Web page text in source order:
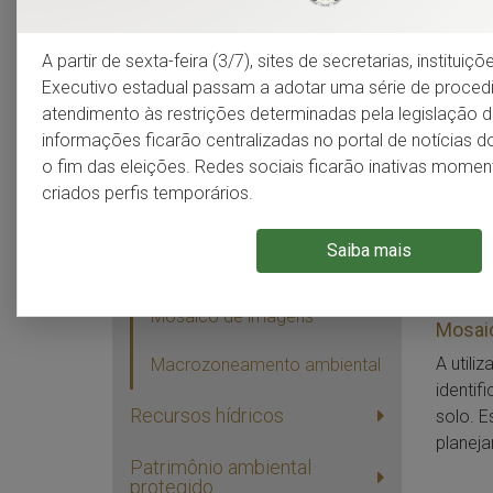
A partir de sexta-feira (3/7), sites de secretarias,
Executivo estadual passam a adotar uma série de
atendimento às restrições determinadas pela legislação
informações ficarão centralizadas no portal de notícias
o fim das eleições. Redes sociais ficarão inativas
criados perfis temporários.
Saiba mais
Meio ambiente
Grandes padrões de
paisagem
Mosaico de imagens
Macrozoneamento ambiental
Recursos hídricos
Patrimônio ambiental
protegido
tabela
Tipos
O
A
solo.